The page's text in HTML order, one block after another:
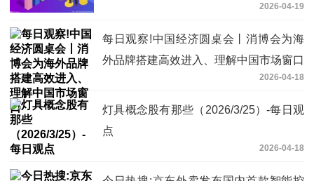
2026-04-19
每日观察!中国经济圆桌会丨消博会为海
外品牌搭建高效进入、理解中国市场窗口
2026-04-18
灯具概念股有那些（2026/3/25）-每日观
点
2026-04-18